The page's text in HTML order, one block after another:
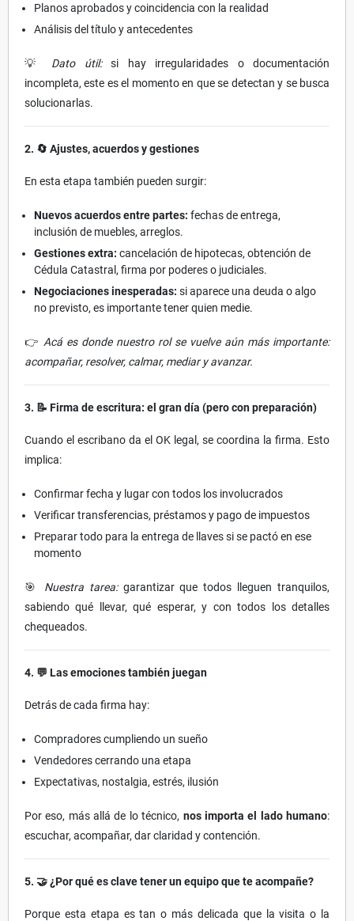
Planos aprobados y coincidencia con la realidad
Análisis del título y antecedentes
💡 Dato útil:si hay irregularidades o documentación
incompleta, este es el momento en que se detectan y se busca
solucionarlas.
2. 🔄 Ajustes, acuerdos y gestiones
En esta etapa también pueden surgir:
Nuevos acuerdos entre partes: fechas de entrega,
inclusión de muebles, arreglos.
Gestiones extra: cancelación de hipotecas, obtención de
Cédula Catastral, firma por poderes o judiciales.
Negociaciones inesperadas: si aparece una deuda o algo
no previsto, es importante tener quien medie.
👉 Acá es donde nuestro rol se vuelve aún más importante:
acompañar, resolver, calmar, mediar y avanzar.
3. 📝 Firma de escritura: el gran día (pero con preparación)
Cuando el escribano da el OK legal, se coordina la firma. Esto
implica:
Confirmar fecha y lugar con todos los involucrados
Verificar transferencias, préstamos y pago de impuestos
Preparar todo para la entrega de llaves si se pactó en ese
momento
🎯 Nuestra tarea:garantizar que todos lleguen tranquilos,
sabiendo qué llevar, qué esperar, y con todos los detalles
chequeados.
4. 💬 Las emociones también juegan
Detrás de cada firma hay:
Compradores cumpliendo un sueño
Vendedores cerrando una etapa
Expectativas, nostalgia, estrés, ilusión
Por eso, más allá de lo técnico, nos importa el lado humano:
escuchar, acompañar, dar claridad y contención.
5. 🤝 ¿Por qué es clave tener un equipo que te acompañe?
Porque esta etapa es tan o más delicada que la visita o la